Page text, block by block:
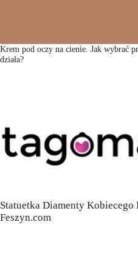
Krem pod oczy na cienie. Jak wybrać
działa?
Statuetka Diamenty Kobiecego
Feszyn.com